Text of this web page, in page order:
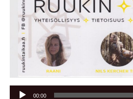
Äänitoistin
00:00